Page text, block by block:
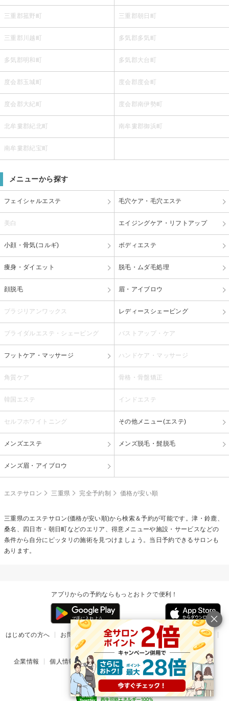
三重郡菰野町 三重郡朝日町
三重郡川越町 多気郡多気町
多気郡明和町 多気郡大台町
度会郡玉城町 度会郡度会町
度会郡大紀町 度会郡南伊勢町
北牟婁郡紀北町 南牟婁郡御浜町
南牟婁郡紀宝町
メニューから探す
フェイシャルエステ 毛穴ケア・毛穴エステ
美白 エイジングケア・リフトアップ
小顔・骨気(コルギ) ボディエステ
痩身・ダイエット 脱毛・ムダ毛処理
顔脱毛 眉・アイブロウ
ブラジリアンワックス レディースシェービング
ブライダルエステ・シェービング バストアップ・ケア
フットケア・マッサージ ハンドケア・マッサージ
角質ケア 骨格・骨盤矯正
韓国エステ インドエステ
セルフホワイトニング その他メニュー(エステ)
メンズエステ メンズ脱毛・髭脱毛
メンズ眉・アイブロウ
エステサロン 三重県 完全予約制 価格が安い順
三重県のエステサロン(価格が安い順)から検索＆予約が可能です。津・鈴鹿、
桑名、四日市・朝日町などのエリア、得意メニューや施設・サービスなどの
条件から自分にピッタリの施術を見つけましょう。当日予約できるサロンも
あります。
アプリからの予約ならもっとおトクで便利！
はじめての方へ お問い合わせ ヘルプ リリース情報
利用規約
掲載ご希望のサロン様
企業情報 個人情報保護方針 楽天のサービス一覧 アプリ一覧
© Rakuten Group, Inc.